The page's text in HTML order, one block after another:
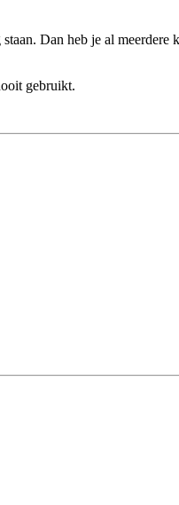
Dan heb je al
gebruikt.